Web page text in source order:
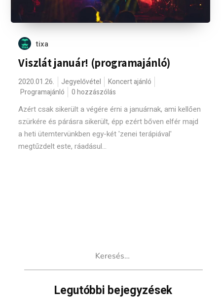
tixa
Viszlát január! (programajánló)
2020.01.26. Jegyelővétel
Koncert ajánló
Programajánló
0 hozzászólás
Azért csak sikerült a végére érni a januárnak, ami kellően
szürkére és párásra sikerült, épp ezért bőven elfér majd
a heti ütemtervünkben egy-két 'zenei terápiával'
megtűzdelt este, ráadásul...
Legutóbbi bejegyzések